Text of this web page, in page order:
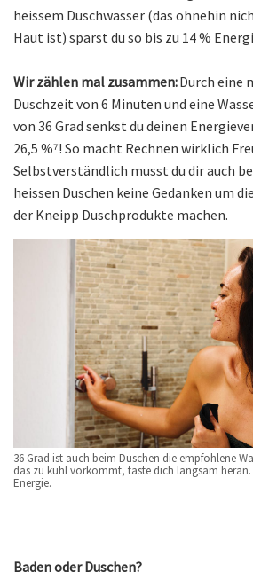
36 Grad ist auch beim Duschen die empfohlene
das zu kühl vorkommt, taste dich langsam heran.
Energie.
heissem Duschwasser (das ohnehin
Haut ist) sparst du so bis zu 14 %
Wir zählen mal zusammen:Durch eine
Duschzeit von 6 Minuten und eine
von 36 Grad senkst du deinen
26,5 %⁷! So macht Rechnen wirklich
Selbstverständlich musst du dir auch
heissen Duschen keine Gedanken um
der Kneipp Duschprodukte machen.
Baden oder Duschen?